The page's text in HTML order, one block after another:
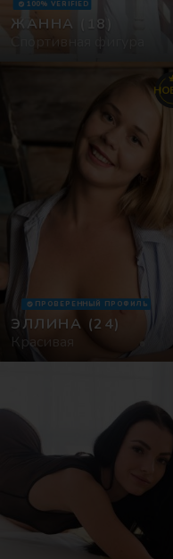
ЖАННА
(18)
Спортивная фигура
100% VERIFIED
ЭЛЛИНА (24)
Красивая
ПРОВЕРЕННЫЙ ПРОФИЛЬ